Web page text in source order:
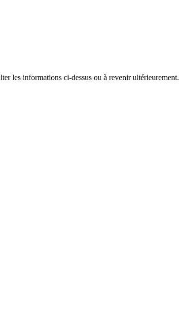
les informations ci-dessus ou à revenir ultérieurement.